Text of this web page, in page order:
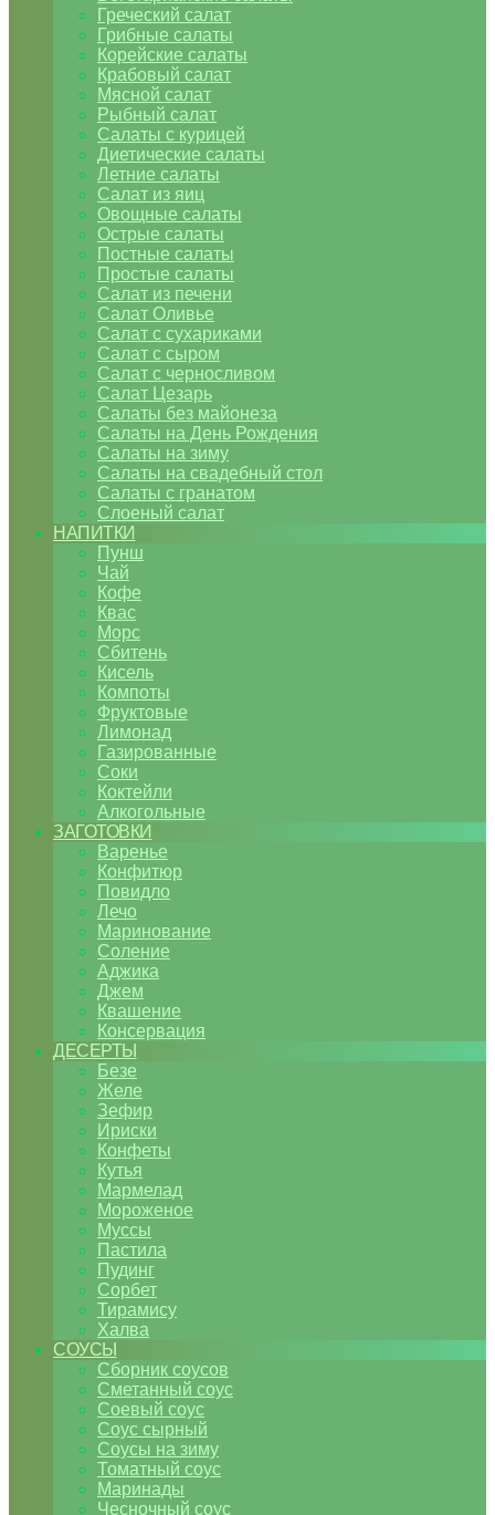
Греческий салат
Грибные салаты
Корейские салаты
Крабовый салат
Мясной салат
Рыбный салат
Салаты с курицей
Диетические салаты
Летние салаты
Салат из яиц
Овощные салаты
Острые салаты
Постные салаты
Простые салаты
Салат из печени
Салат Оливье
Салат с сухариками
Салат с сыром
Салат с черносливом
Салат Цезарь
Салаты без майонеза
Салаты на День Рождения
Салаты на зиму
Салаты на свадебный стол
Салаты с гранатом
Слоеный салат
НАПИТКИ
Пунш
Чай
Кофе
Квас
Морс
Сбитень
Кисель
Компоты
Фруктовые
Лимонад
Газированные
Соки
Коктейли
Алкогольные
ЗАГОТОВКИ
Варенье
Конфитюр
Повидло
Лечо
Маринование
Соление
Аджика
Джем
Квашение
Консервация
ДЕСЕРТЫ
Безе
Желе
Зефир
Ириски
Конфеты
Кутья
Мармелад
Мороженое
Муссы
Пастила
Пудинг
Сорбет
Тирамису
Халва
СОУСЫ
Сборник соусов
Сметанный соус
Соевый соус
Соус сырный
Соусы на зиму
Томатный соус
Маринады
Чесночный соус